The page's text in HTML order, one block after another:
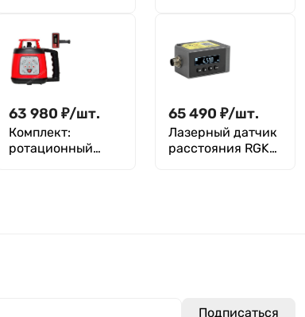
штативом RGK
SP-100G COMBO с
калибровкой
63 980 ₽/шт.
Комплект:
ротационный
65 490 ₽/шт.
Лазерный датчик
расстояния RGK